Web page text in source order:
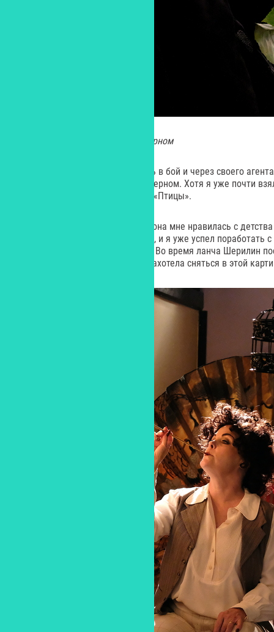
Терри Мур в роли Женщины в черном
Актриса Терри Мур сама рвалась в бой и через своего
она должна играть Женщину в черном. Хотя я уже почти
сыгравшую у Хичкока в фильме «Птицы».
Что касается Шерилин Фенн, то она мне нравилась с
«Слияние двух лун», «Твин Пикс», и я уже успел
где она сыграла мать адвоката. Во время ланча Шерилин
фильму «Немая жизнь» и сама захотела сняться в этой